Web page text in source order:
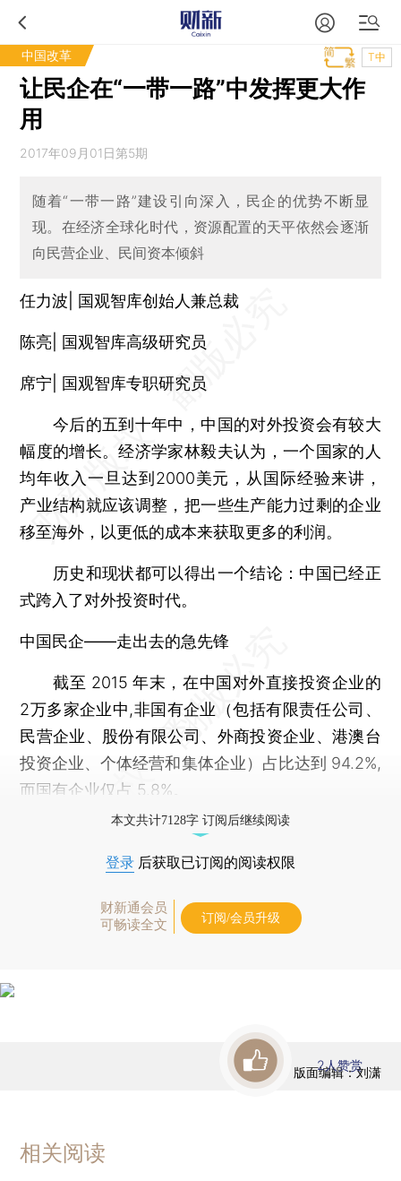
中国改革 T中
让民企在“一带一路”中发挥更大作
用
2017年09月01日第5期
随着“一带一路”建设引向深入，民企的优势不断显
现。在经济全球化时代，资源配置的天平依然会逐渐
向民营企业、民间资本倾斜
任力波| 国观智库创始人兼总裁
陈亮| 国观智库高级研究员
席宁| 国观智库专职研究员
今后的五到十年中，中国的对外投资会有较大
幅度的增长。经济学家林毅夫认为，一个国家的人
均年收入一旦达到2000美元，从国际经验来讲，
产业结构就应该调整，把一些生产能力过剩的企业
移至海外，以更低的成本来获取更多的利润。
历史和现状都可以得出一个结论：中国已经正
式跨入了对外投资时代。
中国民企——走出去的急先锋
截至 2015 年末，在中国对外直接投资企业的
2万多家企业中,非国有企业（包括有限责任公司、
民营企业、股份有限公司、外商投资企业、港澳台
投资企业、个体经营和集体企业）占比达到 94.2%,
而国有企业仅占 5.8%。
本文共计7128字 订阅后继续阅读
登录 后获取已订阅的阅读权限
财新通会员
可畅读全文
订阅/会员升级
版面编辑：刘潇
2人赞赏
相关阅读